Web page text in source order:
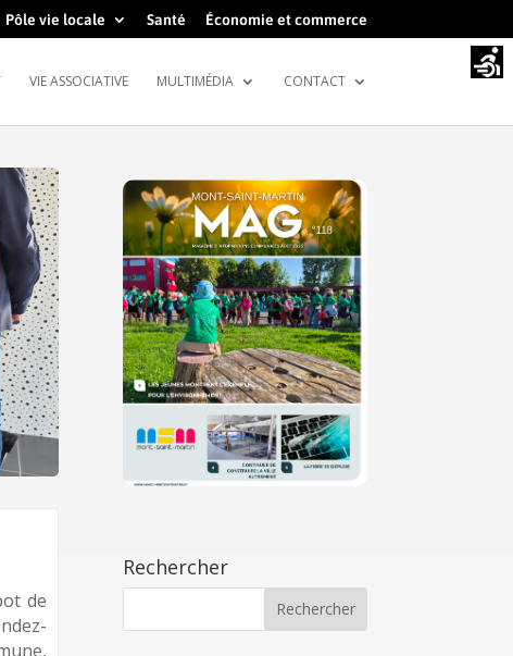
Pôle vie locale Santé Économie et commerce
VIE ASSOCIATIVE MULTIMÉDIA CONTACT
de
Rechercher